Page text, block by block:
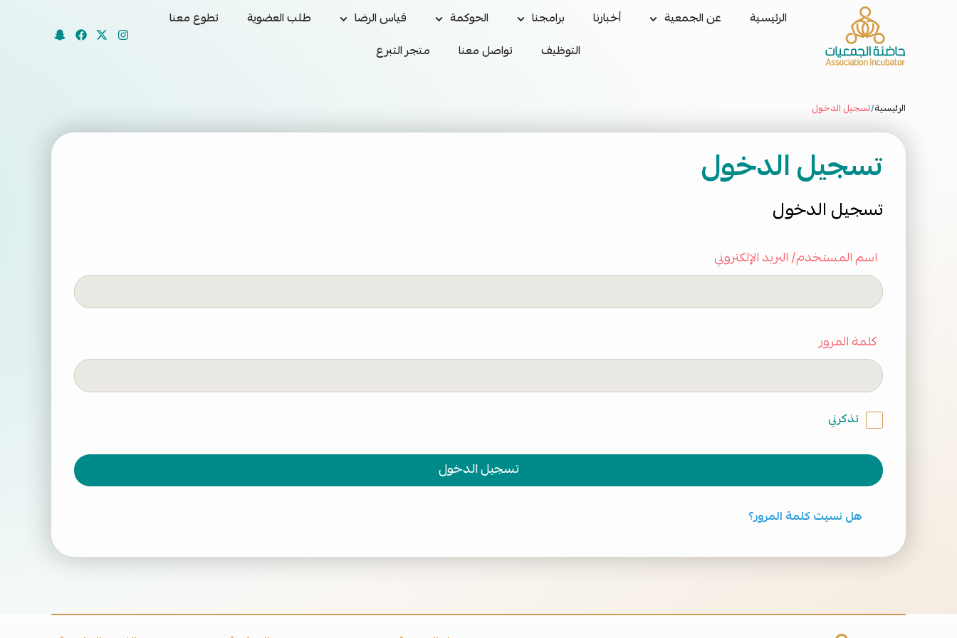
الرئيسية عن الجمعية أخبارنا برامجنا الحوكمة قياس الرضا طلب العضوية
تطوع معنا
التوظيف
تواصل معنا متجر التبرع
الرئيسية/تسجيل الدخول
تسجيل الدخول
تسجيل الدخول
اسم المستخدم/ البريد الإلكتروني
كلمة المرور
تذكرني
تسجيل الدخول
هل نسيت كلمة المرور؟